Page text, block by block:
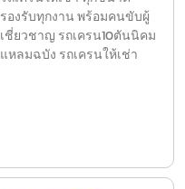
รองรับทุกงาน พร้อมคนขับผู้
เชี่ยวชาญ รถเครน10ตันนิคม
แหลมฉบัง รถเครนให้เช่า